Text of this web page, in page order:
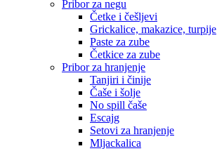
Pribor za negu
Četke i češljevi
Grickalice, makazice, turpije
Paste za zube
Četkice za zube
Pribor za hranjenje
Tanjiri i činije
Čaše i šolje
No spill čaše
Escajg
Setovi za hranjenje
Mljackalica